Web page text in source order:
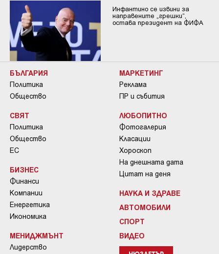
Инфантино се извини за
направените „грешки“,
остава президент на ФИФА
БЪЛГАРИЯ
Политика
Общество
СВЯТ
Политика
Общество
ЕС
БИЗНЕС
Финанси
Компании
Енергетика
Икономика
МЕНИДЖМЪНТ
Лидерство
МАРКЕТИНГ
Реклама
ПР и събития
ЛЮБОПИТНО
Фотогалерия
Класации
Хороскоп
На днешната дата
Цитат на деня
НАУКА И ЗДРАВЕ
АВТОМОБИЛИ
СПОРТ
ВИДЕО